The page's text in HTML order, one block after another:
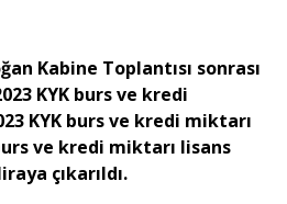
Dünya
- Analiz
Kabine Toplantısı sonrası
KYK burs ve kredi
KYK burs ve kredi miktarı
ve kredi miktarı lisans
çıkarıldı.